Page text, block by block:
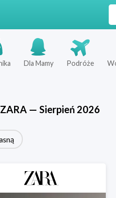
Dla Mamy Podróże
ZARA— Sierpień 2026